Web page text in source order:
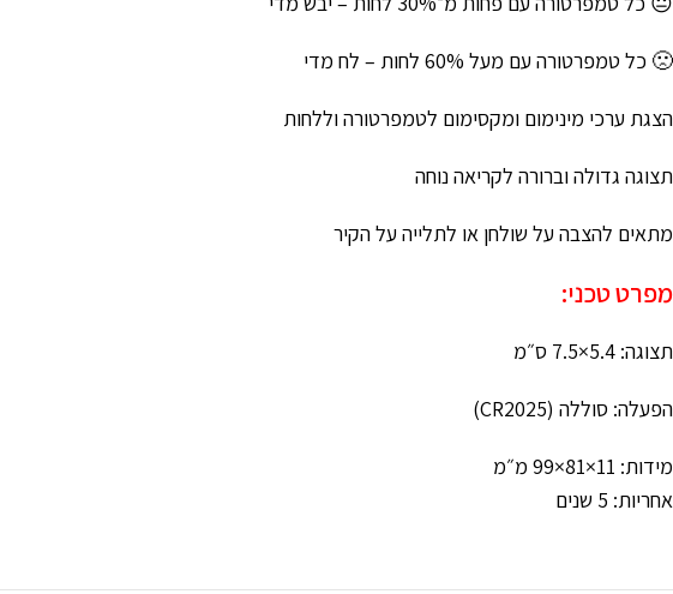
🙁 כל טמפרטורה עם מעל 60% לחות – לח מדי
הצגת ערכי מינימום ומקסימום לטמפרטורה וללחות
תצוגה גדולה וברורה לקריאה נוחה
מתאים להצבה על שולחן או לתלייה על הקיר
מפרט טכני:
תצוגה: ‎7.5×5.4 ס״מ
הפעלה: סוללה (CR2025)
מידות: ‎99×81×11 מ״מ
אחריות: 5 שנים